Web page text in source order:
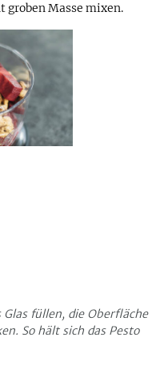
Masse mixen.
füllen, die Oberfläche
So hält sich das Pesto